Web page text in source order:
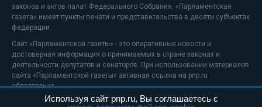
законов и актов палат Федерального Собрания. «Парламентская
газета» имеет пункты печати и представительства в десяти субъектах
федерации.
Сайт «Парламентской газеты» - это оперативные новости и
достоверная информация о принимаемых в стране законах и
деятельности депутатов и сенаторов. При использовании материалов
сайта «Парламентской газеты» активная ссылка на pnp.ru
обязательна.
На информационном ресурсе применяютсярекомендательные
Используя сайт pnp.ru, Вы соглашаетесь с